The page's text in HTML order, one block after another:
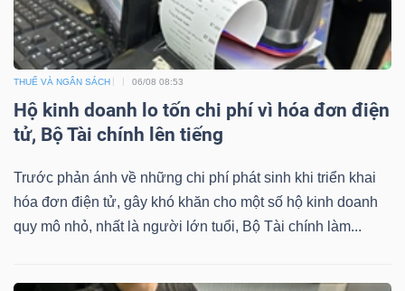
THUẾ VÀ NGÂN SÁCH 06/08 08:53
Hộ kinh doanh lo tốn chi phí vì hóa đơn điện
tử, Bộ Tài chính lên tiếng
Trước phản ánh về những chi phí phát sinh khi triển khai
hóa đơn điện tử, gây khó khăn cho một số hộ kinh doanh
quy mô nhỏ, nhất là người lớn tuổi, Bộ Tài chính làm...
(-)
Tất cả Người nội bộ Người liên quan Cổ đông lớn
Tin
tức